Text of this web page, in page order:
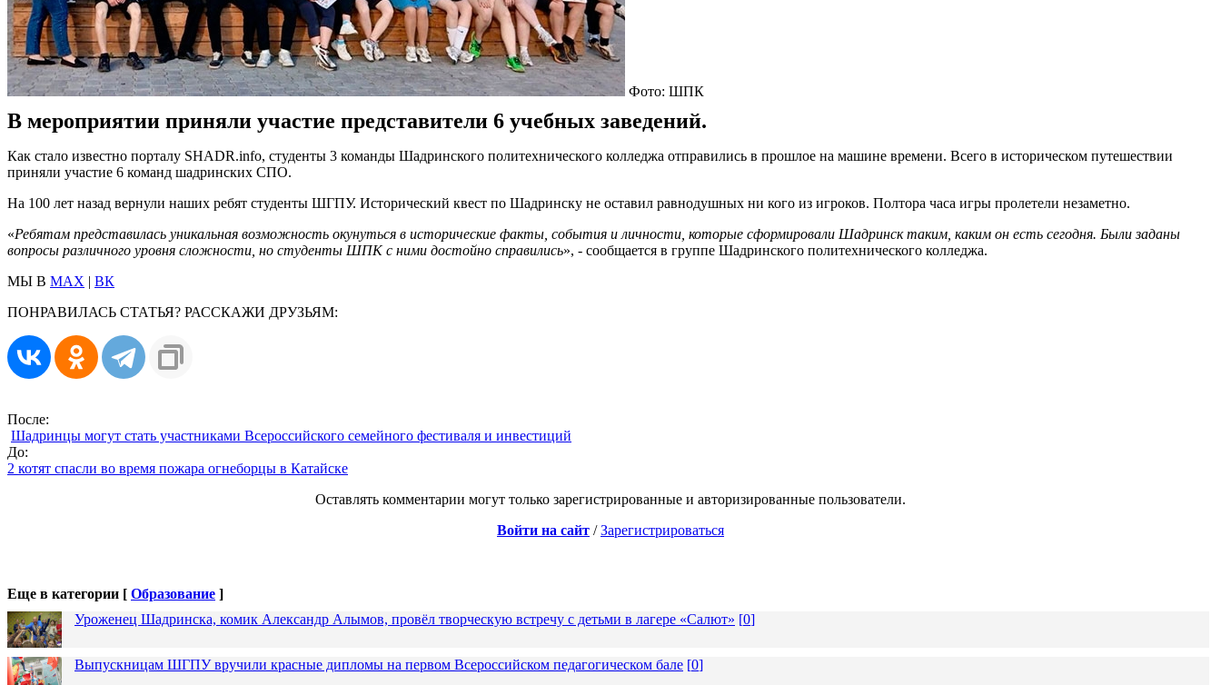
Фото: ШПК
В мероприятии приняли участие представители 6 учебных заведений.
Как стало известно порталу SHADR.info, студенты 3 команды Шадринского политехнического колледжа отправились в прошлое на машине времени. Всего в историческом путешествии
приняли участие 6 команд шадринских СПО.
На 100 лет назад вернули наших ребят студенты ШГПУ. Исторический квест по Шадринску не оставил равнодушных ни кого из игроков. Полтора часа игры пролетели незаметно.
«Ребятам представилась уникальная возможность окунуться в исторические факты, события и личности, которые сформировали Шадринск таким, каким он есть сегодня. Были заданы
вопросы различного уровня сложности, но студенты ШПК с ними достойно справились», - сообщается в группе Шадринского политехнического колледжа.
МЫ В MAX | ВК
ПОНРАВИЛАСЬ СТАТЬЯ? РАССКАЖИ ДРУЗЬЯМ:
После:
Шадринцы могут стать участниками Всероссийского семейного фестиваля и инвестиций
До:
2 котят спасли во время пожара огнеборцы в Катайске
Оставлять комментарии могут только зарегистрированные и авторизированные пользователи.
Войти на сайт /Зарегистрироваться
Еще в категории [ Образование ]
Уроженец Шадринска, комик Александр Алымов, провёл творческую встречу с детьми в лагере «Салют» [0]
Выпускницам ШГПУ вручили красные дипломы на первом Всероссийском педагогическом бале [0]